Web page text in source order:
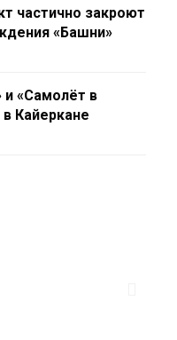
частично закроют
«Башни»
«Самолёт в
в Кайеркане